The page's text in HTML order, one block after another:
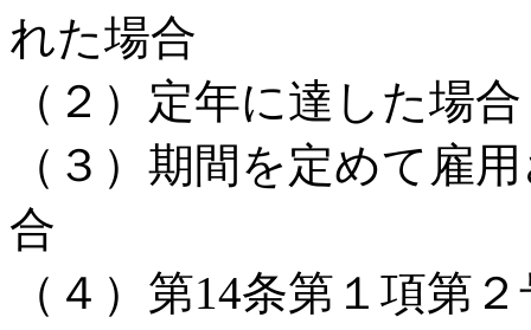
れた場合
（２）定年に達した場合
（３）期間を定めて雇
合
（４）第14条第１項第